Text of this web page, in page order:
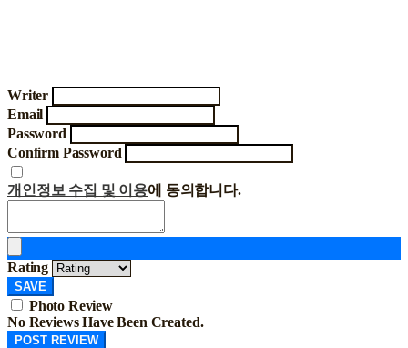
Writer
Email
Password
Confirm Password
개인정보 수집 및 이용에 동의합니다.
Rating
SAVE
Photo Review
No Reviews Have Been Created.
POST REVIEW